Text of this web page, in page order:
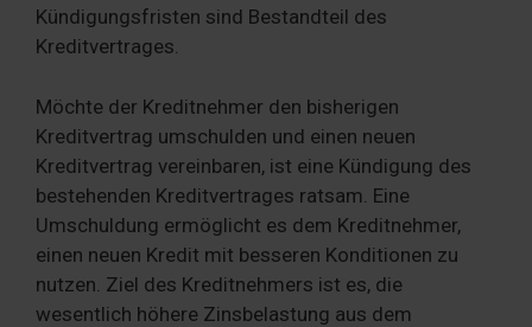
Kündigungsfristen sind Bestandteil des
Kreditvertrages.
Möchte der Kreditnehmer den bisherigen
Kreditvertrag umschulden und einen neuen
Kreditvertrag vereinbaren, ist eine Kündigung des
bestehenden Kreditvertrages ratsam. Eine
Umschuldung ermöglicht es dem Kreditnehmer,
einen neuen Kredit mit besseren Konditionen zu
nutzen. Ziel des Kreditnehmers ist es, die
wesentlich höhere Zinsbelastung aus dem